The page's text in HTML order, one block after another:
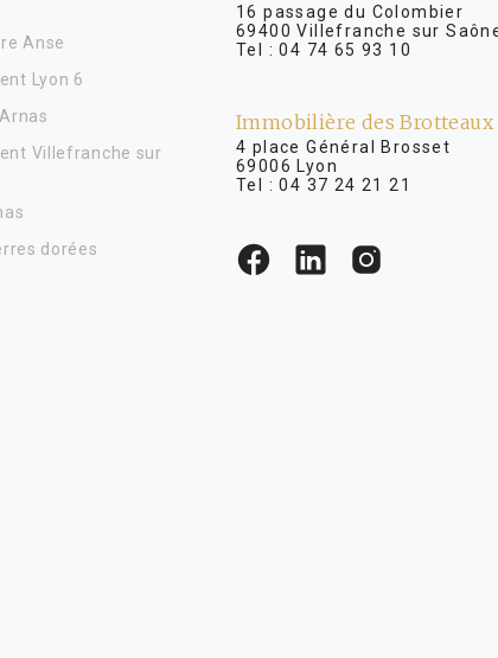
Anse
Lyon 6
Villefranche sur
dorées
16 passage du Colombier
69400 Villefranche sur
Tel :04 74 65 93 10
Immobilière des Brotteaux
4 place Général
69006 Lyon
Tel :04 37 24 21 21